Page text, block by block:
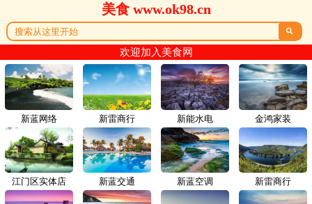
美食 www.ok98.cn

欢迎加入美食网
新蓝网络 新雷商行
江门区实体店 新蓝交通
新能水电 金鸿家装
新蓝空调 新雷商行